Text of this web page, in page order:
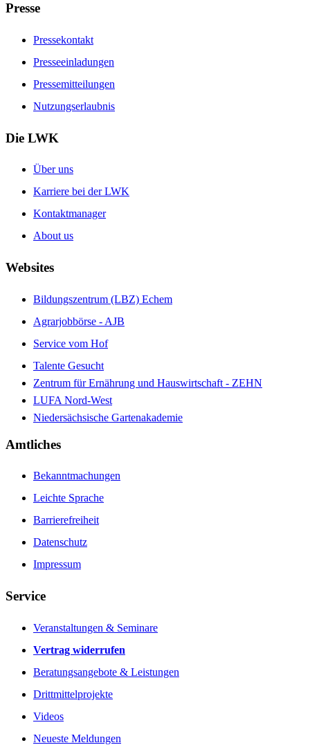
Presse
Pressekontakt
Presseeinladungen
Pressemitteilungen
Nutzungserlaubnis
Die LWK
Über uns
Karriere bei der LWK
Kontaktmanager
About us
Websites
Bildungszentrum (LBZ) Echem
Agrarjobbörse - AJB
Service vom Hof
Talente Gesucht
Zentrum für Ernährung und Hauswirtschaft - ZEHN
LUFA Nord-West
Niedersächsische Gartenakademie
Amtliches
Bekanntmachungen
Leichte Sprache
Barrierefreiheit
Datenschutz
Impressum
Service
Veranstaltungen & Seminare
Vertrag widerrufen
Beratungsangebote & Leistungen
Drittmittelprojekte
Videos
Neueste Meldungen